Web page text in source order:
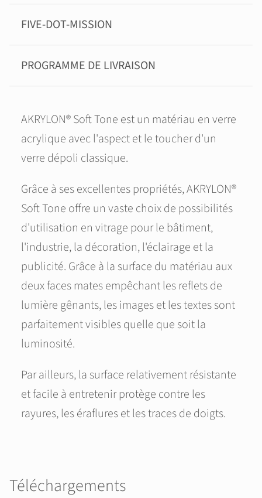
FIVE-DOT-MISSION
PROGRAMME DE LIVRAISON
AKRYLON® Soft Tone est un matériau en verre
acrylique avec l'aspect et le toucher d'un
verre dépoli classique.
Grâce à ses excellentes propriétés, AKRYLON®
Soft Tone offre un vaste choix de possibilités
d'utilisation en vitrage pour le bâtiment,
l'industrie, la décoration, l'éclairage et la
publicité. Grâce à la surface du matériau aux
deux faces mates empêchant les reflets de
lumière gênants, les images et les textes sont
parfaitement visibles quelle que soit la
luminosité.
Par ailleurs, la surface relativement résistante
et facile à entretenir protège contre les
rayures, les éraflures et les traces de doigts.
Téléchargements